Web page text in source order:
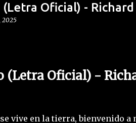
Oficial) - Richard
2025
(Letra Oficial) -
vive en la tierra, bienvenido a